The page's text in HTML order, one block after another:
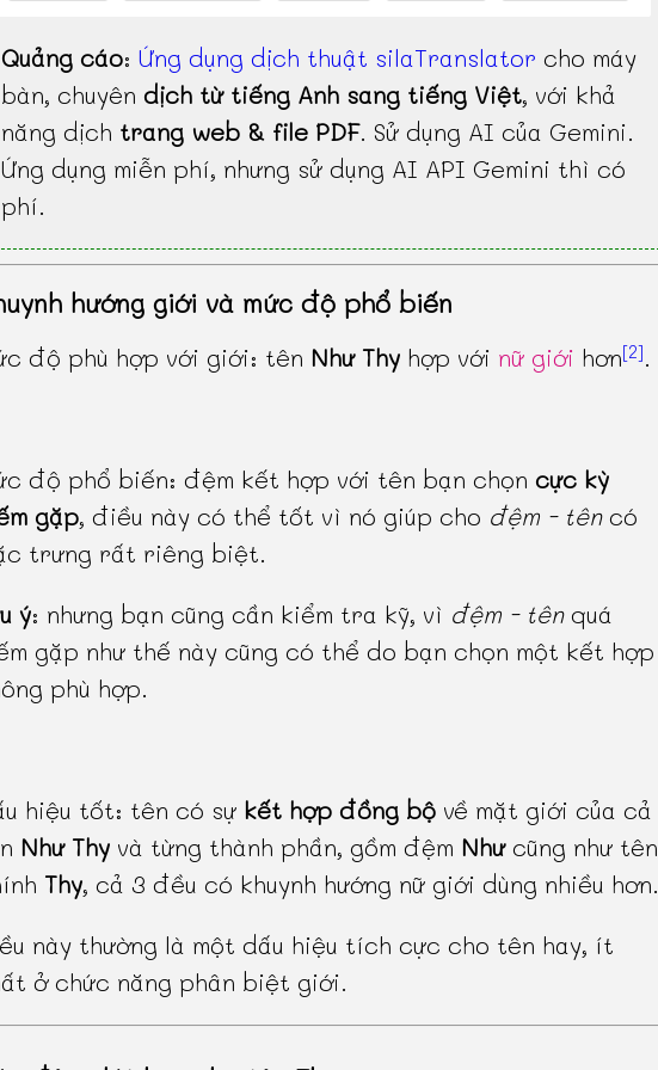
Quảng cáo: Ứng dụng dịch thuật silaTranslator cho máy
bàn, chuyên dịch từ tiếng Anh sang tiếng Việt, với khả
năng dịch trang web & file PDF. Sử dụng AI của Gemini.
Ứng dụng miễn phí, nhưng sử dụng AI API Gemini thì có
phí.
hướng giới và mức độ phổ biến
độ phù hợp với giới: tên Như Thy hợp với nữ giới hơn[2].
độ phổ biến: đệm kết hợp với tên bạn chọn cực kỳ
gặp, điều này có thể tốt vì nó giúp cho đệm - têncó
trưng rất riêng biệt.
ý: nhưng bạn cũng cần kiểm tra kỹ, vì đệm - tênquá
gặp như thế này cũng có thể do bạn chọn một kết hợp
phù hợp.
hiệu tốt: tên có sự kết hợp đồng bộ về mặt giới của cả
Như Thy và từng thành phần, gồm đệm Nhưcũng như tên
Thy, cả 3 đều có khuynh hướng nữ giới dùng nhiều hơn.
này thường là một dấu hiệu tích cực cho tên hay, ít
ở chức năng phân biệt giới.